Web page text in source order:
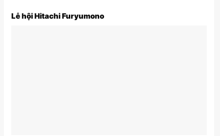
Lễ hội Hitachi Furyumono